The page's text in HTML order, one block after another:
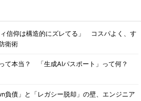
ィ信仰は構造的にズレてる」 コスパよく、す
衛術
て本当？ 「生成AIパスポート」って何？
負債」と「レガシー脱却」の壁、エンジニア